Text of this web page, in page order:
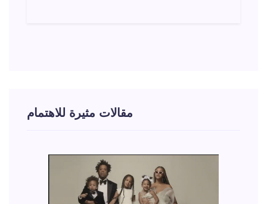
مقالات مثيرة للاهتمام